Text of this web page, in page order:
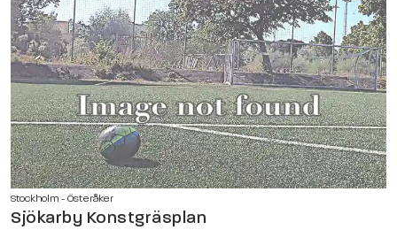
Stockholm - Österåker
Sjökarby Konstgräsplan